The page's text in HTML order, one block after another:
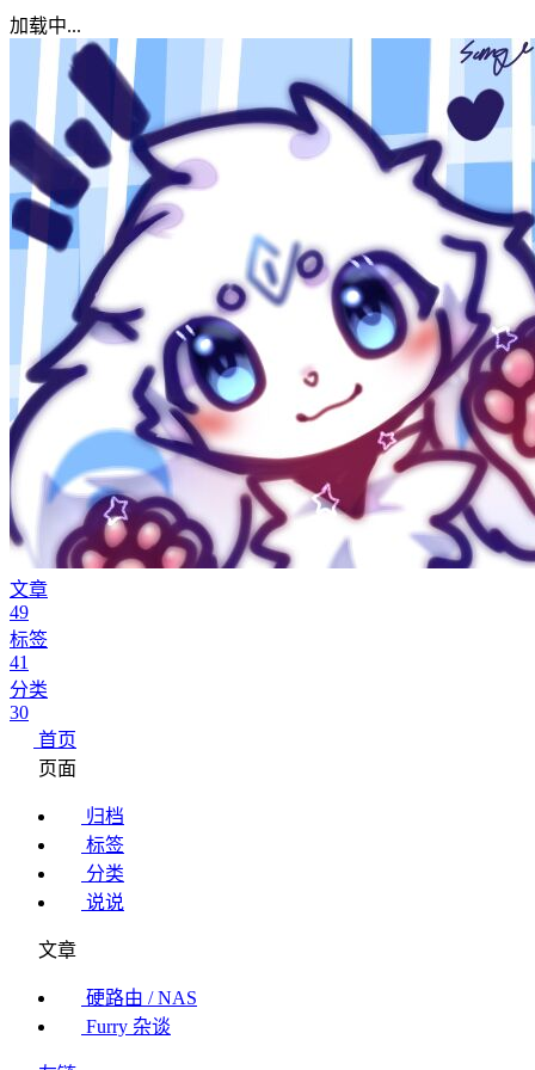
加载中...
文章
49
标签
41
分类
30
首页
页面
归档
标签
分类
说说
文章
硬路由 / NAS
Furry 杂谈